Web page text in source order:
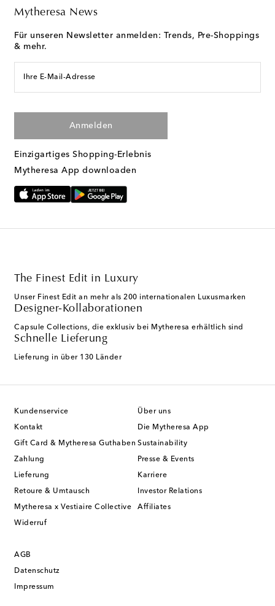
Mytheresa News
Für unseren Newsletter anmelden: Trends, Pre-Shoppings
& mehr.
Ihre E-Mail-Adresse
Anmelden
Einzigartiges Shopping-Erlebnis
Mytheresa App downloaden
The Finest Edit in Luxury
Unser Finest Edit an mehr als 200 internationalen Luxusmarken
Designer-Kollaborationen
Capsule Collections, die exklusiv bei Mytheresa erhältlich sind
Schnelle Lieferung
Lieferung in über 130 Länder
Kundenservice
Kontakt
Gift Card & Mytheresa Guthaben
Zahlung
Lieferung
Retoure & Umtausch
Mytheresa x Vestiaire Collective
Widerruf
Über uns
Die Mytheresa App
Sustainability
Presse & Events
Karriere
Investor Relations
Affiliates
AGB
Datenschutz
Impressum